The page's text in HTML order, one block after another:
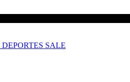
DEPORTES SALE